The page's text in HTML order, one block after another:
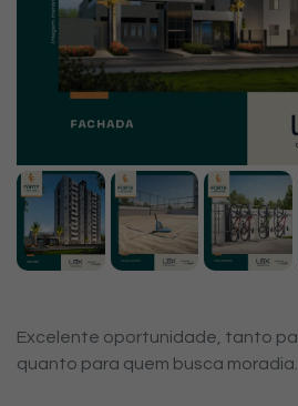
Excelente oportunidade, tanto
quanto para quem busca moradia.